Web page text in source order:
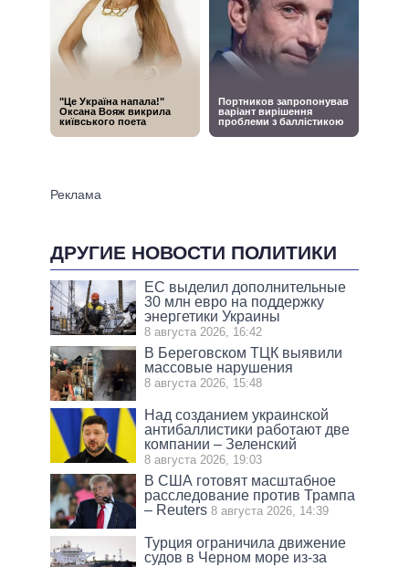
ДРУГИЕ НОВОСТИ ПОЛИТИКИ
ЕС выделил дополнительные
30 млн евро на поддержку
энергетики Украины
8 августа 2026, 16:42
В Береговском ТЦК выявили
массовые нарушения
8 августа 2026, 15:48
Над созданием украинской
антибаллистики работают две
компании – Зеленский
8 августа 2026, 19:03
В США готовят масштабное
расследование против Трампа
– Reuters 8 августа 2026, 14:39
Турция ограничила движение
судов в Черном море из-за